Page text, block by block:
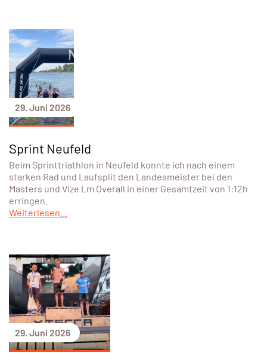
29. Juni 2026
Sprint Neufeld
Beim Sprinttriathlon in Neufeld konnte ich nach einem
starken Rad und Laufsplit den Landesmeister bei den
Masters und Vize Lm Overall in einer Gesamtzeit von 1:12h
erringen.
Weiterlesen...
29. Juni 2026